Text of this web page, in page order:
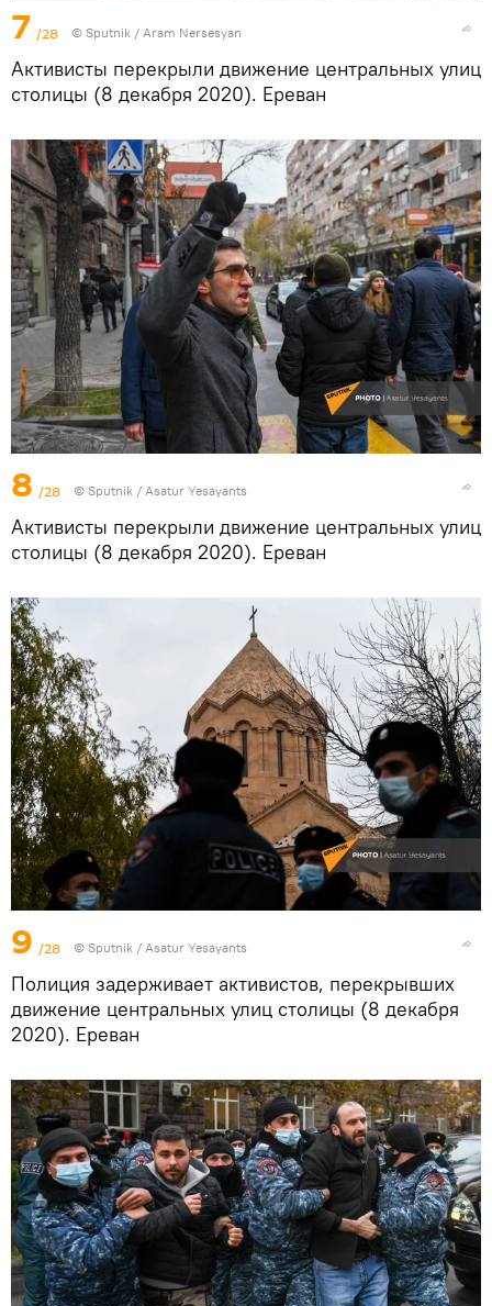
7 /28 © Sputnik / Aram Nersesyan
Активисты перекрыли движение центральных улиц
столицы (8 декабря 2020). Еревaн
8 /28 © Sputnik / Asatur Yesayants
Активисты перекрыли движение центральных улиц
столицы (8 декабря 2020). Еревaн
9 /28 © Sputnik / Asatur Yesayants
Полиция задерживает активистов, перекрывших
движение центральных улиц столицы (8 декабря
2020). Еревaн